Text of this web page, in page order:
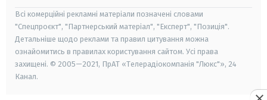
Всі комерційні рекламні матеріали позначені словами
"Спецпроєкт", "Партнерський матеріал", "Експерт", "Позиція".
Детальніше щодо реклами та правил цитування можна
ознайомитись в правилах користування сайтом. Усі права
захищені. © 2005—2021, ПрАТ «Телерадіокомпанія "Люкс"», 24
Канал.